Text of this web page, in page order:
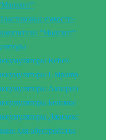
емкости-
“Малахит”
Reflex
Unipump
Акварио
Беламос
Джилекс
для обустройства